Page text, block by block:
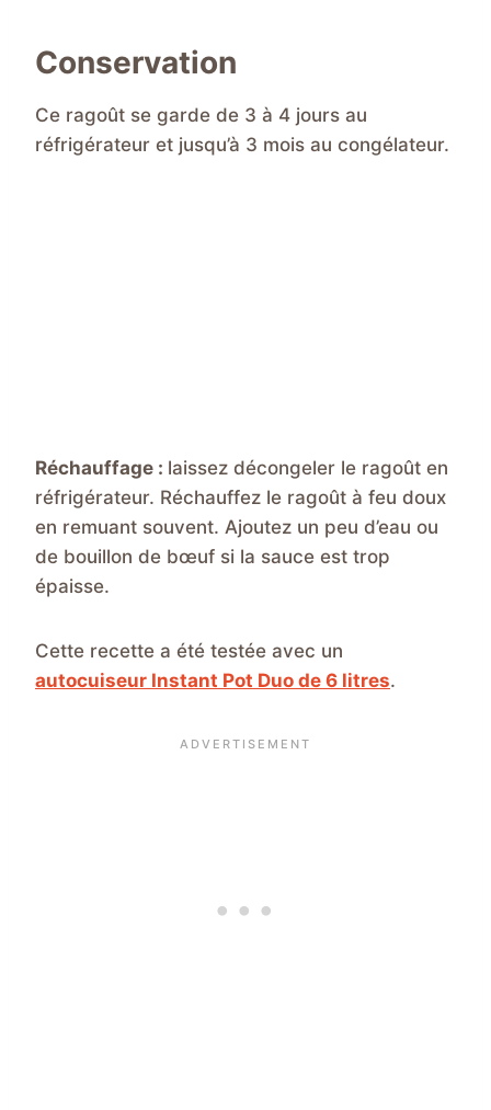
Conservation
Ce ragoût se garde de 3 à 4 jours au
réfrigérateur et jusqu’à 3 mois au congélateur.
Réchauffage : laissez décongeler le ragoût en
réfrigérateur. Réchauffez le ragoût à feu doux
en remuant souvent. Ajoutez un peu d’eau ou
de bouillon de bœuf si la sauce est trop
épaisse.
Cette recette a été testée avec un
autocuiseur Instant Pot Duo de 6 litres.